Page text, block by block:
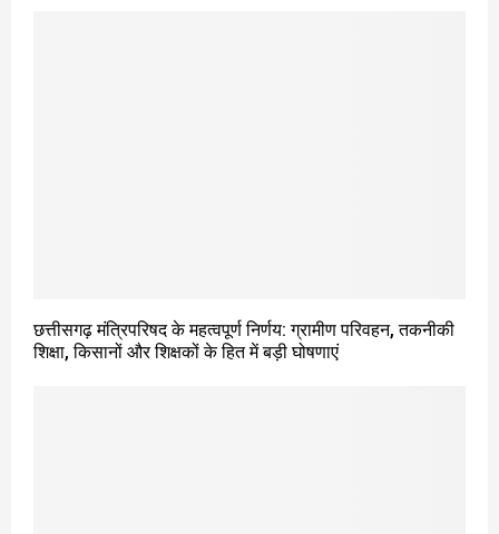
छत्तीसगढ़ मंत्रिपरिषद के महत्वपूर्ण निर्णय: ग्रामीण परिवहन, तकनीकी
शिक्षा, किसानों और शिक्षकों के हित में बड़ी घोषणाएं